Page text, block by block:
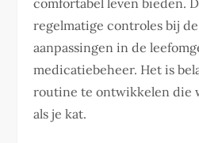
comfortabel leven bieden.
regelmatige controles bij
aanpassingen in de
medicatiebeheer. Het is
routine te ontwikkelen die
als je kat.